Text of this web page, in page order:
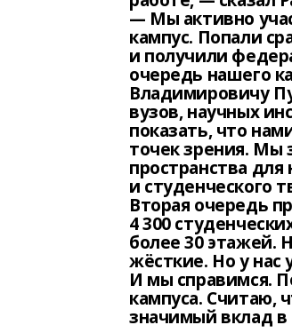
— Мы активно
кампус. Попали
и получили
очередь нашего
Владимировичу
вузов, научных
показать, что
точек зрения. Мы
пространства
и студенческого
Вторая очередь
4 300
более 30 этажей.
жёсткие. Но у нас
И мы справимся.
кампуса. Считаю,
значимый вклад